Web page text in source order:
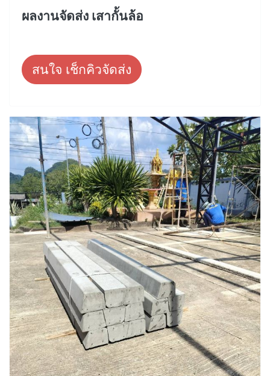
ผลงานจัดส่ง เสากั้นล้อ
สนใจ เช็กคิวจัดส่ง